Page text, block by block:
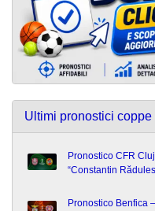
Ultimi pronostici coppe
Pronostico CFR
“Constantin
Pronostico Benfica